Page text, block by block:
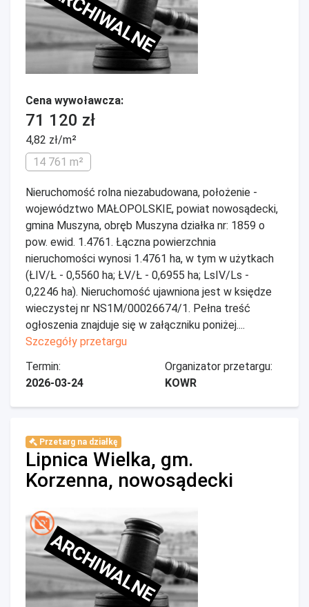
ARCHIWALNE
Cena wywoławcza:
71 120 zł
4,82 zł/m²
14 761 m²
Nieruchomość rolna niezabudowana, położenie -
województwo MAŁOPOLSKIE, powiat nowosądecki,
gmina Muszyna, obręb Muszyna działka nr: 1859 o
pow. ewid. 1.4761. Łączna powierzchnia
nieruchomości wynosi 1.4761 ha, w tym w użytkach
(ŁIV/Ł - 0,5560 ha; ŁV/Ł - 0,6955 ha; LsIV/Ls -
0,2246 ha). Nieruchomość ujawniona jest w księdze
wieczystej nr NS1M/00026674/1. Pełna treść
ogłoszenia znajduje się w załączniku poniżej....
Szczegóły przetargu
Termin:
2026-03-24
Organizator przetargu:
KOWR
Przetarg na działkę
Lipnica Wielka, gm.
Korzenna, nowosądecki
ARCHIWALNE